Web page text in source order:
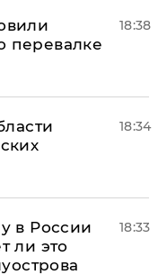
перевалке
18:38
18:34
в России
ли это
18:33